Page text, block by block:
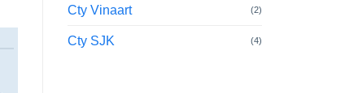
Cty Vinaart (2)
Cty SJK (4)